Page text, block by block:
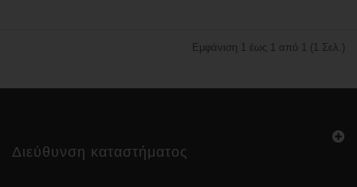
Εμφάνιση 1 έως 1 από 1 (1 Σελ.)
Διεύθυνση καταστήματος